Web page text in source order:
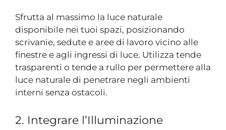
Sfrutta al massimo la luce naturale
disponibile nei tuoi spazi, posizionando
scrivanie, sedute e aree di lavoro vicino alle
finestre e agli ingressi di luce. Utilizza tende
trasparenti o tende a rullo per permettere alla
luce naturale di penetrare negli ambienti
interni senza ostacoli.
2. Integrare l’Illuminazione